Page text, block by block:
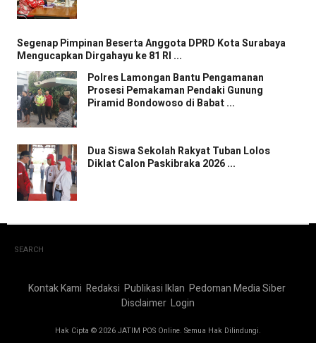
Segenap Pimpinan Beserta Anggota DPRD Kota Surabaya
Mengucapkan Dirgahayu ke 81 RI ...
Polres Lamongan Bantu Pengamanan
Prosesi Pemakaman Pendaki Gunung
Piramid Bondowoso di Babat ...
Dua Siswa Sekolah Rakyat Tuban Lolos
Diklat Calon Paskibraka 2026 ...
SEARCH
Kontak Kami Redaksi Publikasi Iklan Pedoman Media Siber
Disclaimer Login
Hak Cipta © 2026 JATIM POS Online. Semua Hak Dilindungi.